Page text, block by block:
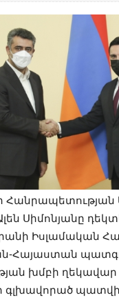
Սիմոնյանը
Իսլամական
Հայաստան
խմբի ղեկավար